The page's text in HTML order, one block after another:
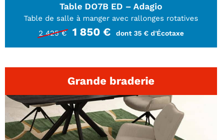
Table DO7B ED – Adagio
Table de salle à manger avec rallonges rotatives
2 425 €
1 850 € dont 35 € d'Écotaxe
Grande braderie